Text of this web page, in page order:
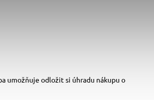
umožňuje odložit si úhradu nákupu o